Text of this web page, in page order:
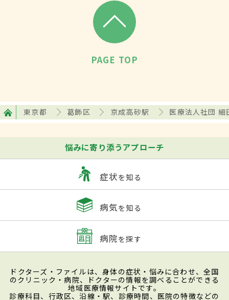
PAGE TOP
東京都 葛飾区 京成高砂駅 医療法人社団 細
悩みに寄り添うアプローチ
症状を知る
病気を知る
病院を探す
ドクターズ・ファイルは、身体の症状・悩みに合わせ、全国
のクリニック・病院、ドクターの情報を調べることができる
地域医療情報サイトです。
診療科目、行政区、沿線・駅、診療時間、医院の特徴などの